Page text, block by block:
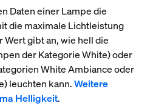
Daten einer Lampe die
die maximale Lichtleistung
gibt an, wie hell die
der Kategorie White) oder
White Ambiance oder
leuchten kann.Weitere
Helligkeit.